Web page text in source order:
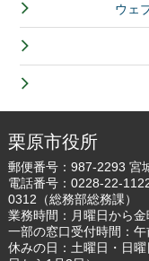
ウェ
栗原市役所
郵便番号：987-2293 宮
電話番号： 0228-22-
0312（総務部総務課）
業務時間：月曜日から
一部の窓口受付時間：
休みの日：土曜日・日